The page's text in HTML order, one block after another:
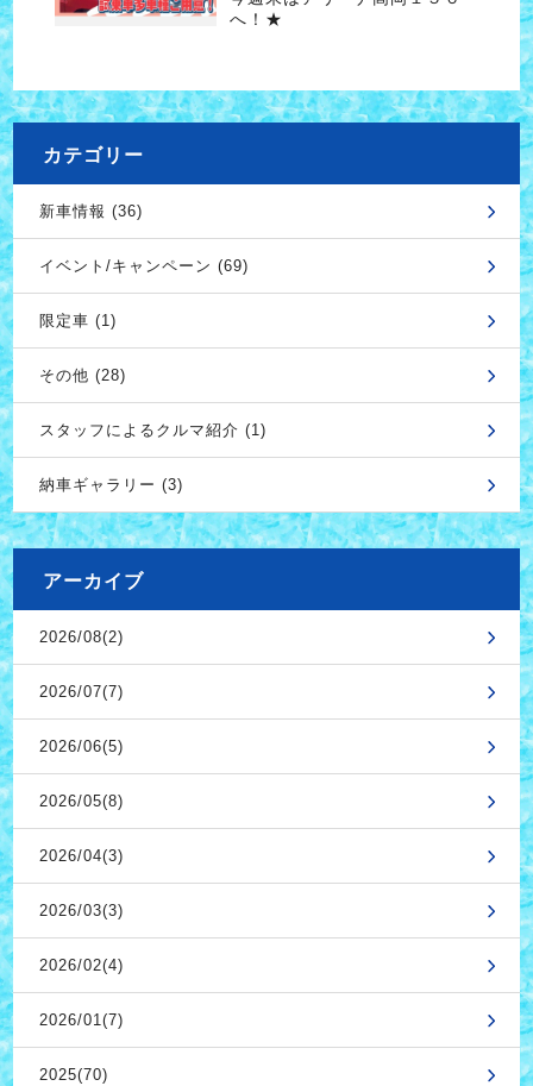
へ！★
カテゴリー
新車情報 (36)
イベント/キャンペーン (69)
限定車 (1)
その他 (28)
スタッフによるクルマ紹介 (1)
納車ギャラリー (3)
アーカイブ
2026/08(2)
2026/07(7)
2026/06(5)
2026/05(8)
2026/04(3)
2026/03(3)
2026/02(4)
2026/01(7)
2025(70)